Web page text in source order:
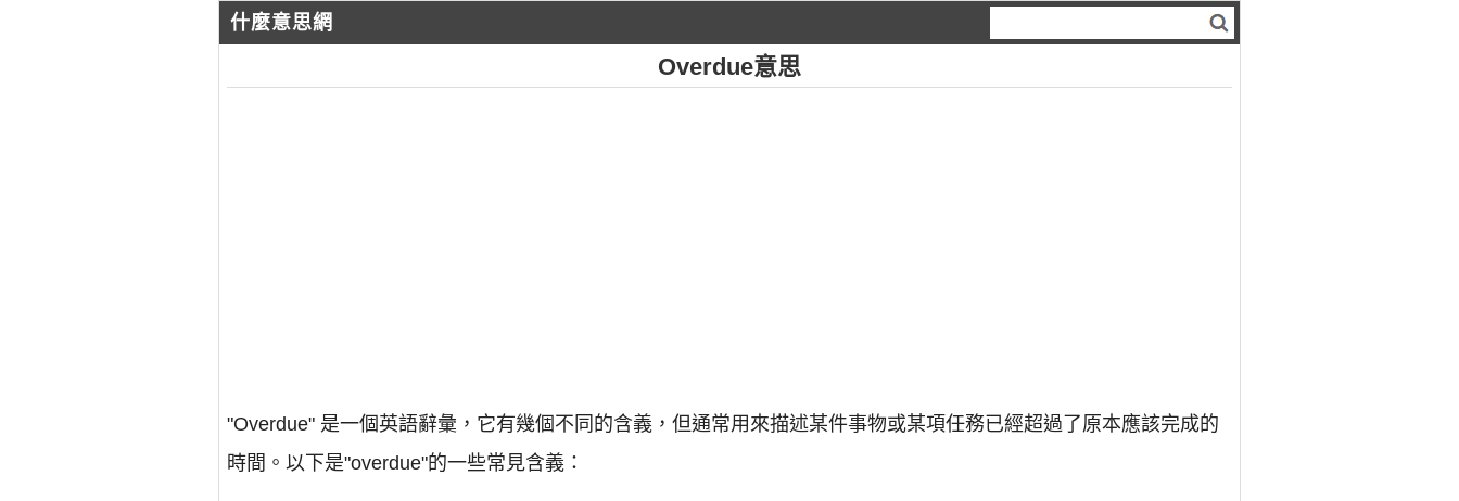
什麼意思網
Overdue意思
"Overdue" 是一個英語辭彙，它有幾個不同的含義，但通常用來描述某件事物或某項任務已經超過了原本應該完成的
時間。以下是"overdue"的一些常見含義：